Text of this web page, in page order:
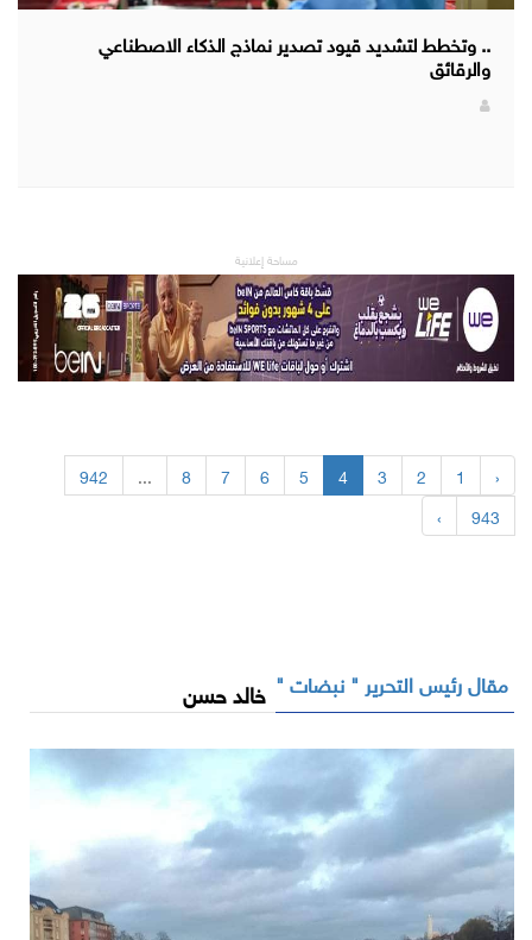
.. وتخطط لتشديد قيود تصدير نماذج الذكاء الاصطناعي
والرقائق
مساحة إعلانية
‹
1
2
3
4
5
6
7
8
...
942
943
›
مقال رئيس التحرير " نبضات " خالد حسن